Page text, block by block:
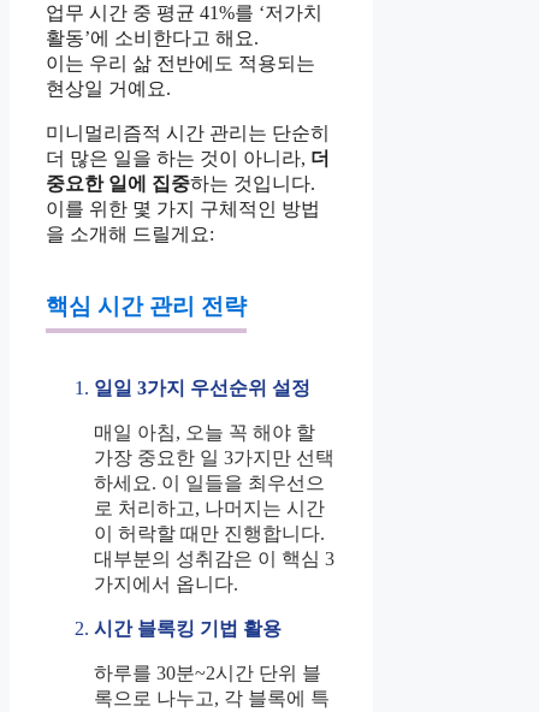
업무 시간 중 평균 41%를 ‘저가치
활동’에 소비한다고 해요.
이는 우리 삶 전반에도 적용되는
현상일 거예요.
미니멀리즘적 시간 관리는 단순히
더 많은 일을 하는 것이 아니라, 더
중요한 일에 집중하는 것입니다.
이를 위한 몇 가지 구체적인 방법
을 소개해 드릴게요:
핵심 시간 관리 전략
일일 3가지 우선순위 설정
매일 아침, 오늘 꼭 해야 할
가장 중요한 일 3가지만 선택
하세요. 이 일들을 최우선으
로 처리하고, 나머지는 시간
이 허락할 때만 진행합니다.
대부분의 성취감은 이 핵심 3
가지에서 옵니다.
시간 블록킹 기법 활용
하루를 30분~2시간 단위 블
록으로 나누고, 각 블록에 특